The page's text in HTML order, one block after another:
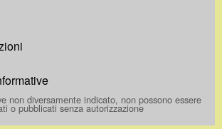
non diversamente indicato, non possono essere
o pubblicati senza autorizzazione